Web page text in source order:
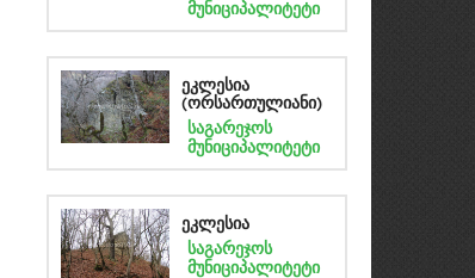
მუნიციპალიტეტი
ეკლესია
(ორსართულიანი)
საგარეჯოს
მუნიციპალიტეტი
ეკლესია
საგარეჯოს
მუნიციპალიტეტი